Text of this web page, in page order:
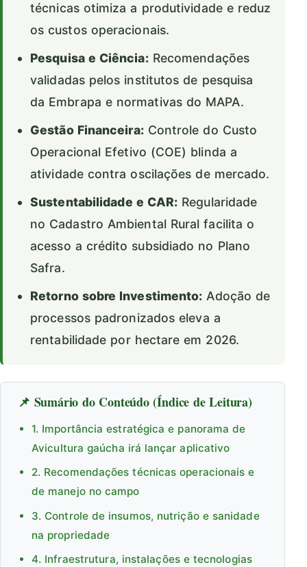
técnicas otimiza a produtividade e reduz
os custos operacionais.
Pesquisa e Ciência:Recomendações
validadas pelos institutos de pesquisa
da Embrapa e normativas do MAPA.
Gestão Financeira:Controle do Custo
Operacional Efetivo (COE) blinda a
atividade contra oscilações de mercado.
Sustentabilidade e CAR: Regularidade
no Cadastro Ambiental Rural facilita o
acesso a crédito subsidiado no Plano
Safra.
Retorno sobre Investimento: Adoção de
processos padronizados eleva a
rentabilidade por hectare em 2026.
📌 Sumário do Conteúdo (Índice de Leitura)
1. Importância estratégica e panorama de
Avicultura gaúcha irá lançar aplicativo
2. Recomendações técnicas operacionais e
de manejo no campo
3. Controle de insumos, nutrição e sanidade
na propriedade
4. Infraestrutura, instalações e tecnologias